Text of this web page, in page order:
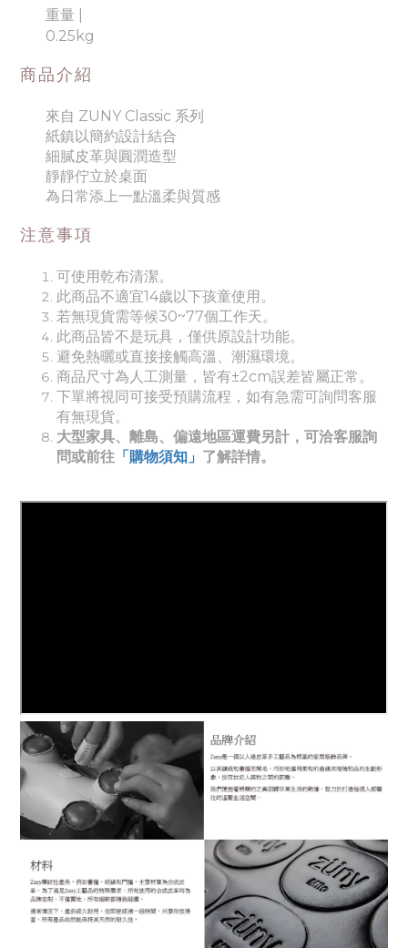
重量
0.25kg
商品介紹
來自 ZUNY Classic 系列
紙鎮以簡約設計結合
細膩皮革與圓潤造型
靜靜佇立於桌面
為日常添上一點溫柔與質感
注意事項
可使用乾布清潔。
此商品不適宜14歲以下孩童使用。
若無現貨需等候30~77個工作天。
此商品皆不是玩具，僅供原設計功能。
避免熱曬或直接接觸高溫、潮濕環境。
商品尺寸為人工測量，皆有±2cm誤差皆屬正常。
下單將視同可接受預購流程，如有急需可詢問客服
有無現貨。
大型家具、離島、偏遠地區運費另計，可洽客服詢
問或前往 「購物須知」 了解詳情。